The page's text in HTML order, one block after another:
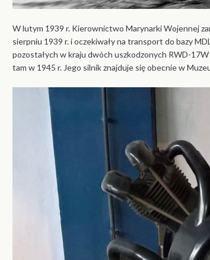
W lutym 1939 r. Kierownictwo Marynarki Wojennej
sierpniu 1939 r. i oczekiwały na transport do bazy
pozostałych w kraju dwóch uszkodzonych RWD-
tam w 1945 r. Jego silnik znajduje się obecnie w